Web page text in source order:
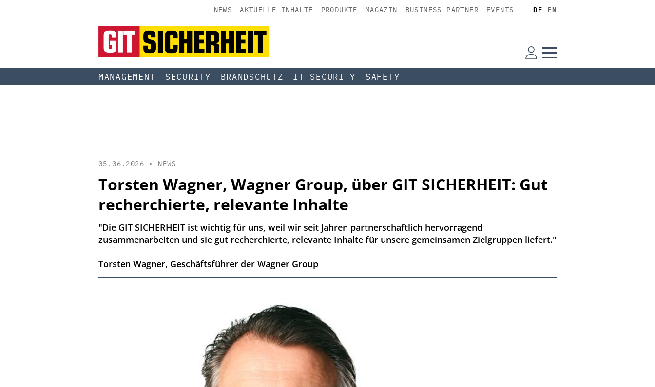
NEWS AKTUELLE INHALTE PRODUKTE MAGAZIN BUSINESS PARTNER EVENTS DE EN
MANAGEMENT SECURITY BRANDSCHUTZ IT-SECURITY SAFETY
05.06.2026 • NEWS
Torsten Wagner, Wagner Group, über GIT SICHERHEIT: Gut
recherchierte, relevante Inhalte
"Die GIT SICHERHEIT ist wichtig für uns, weil wir seit Jahren partnerschaftlich hervorragend
zusammenarbeiten und sie gut recherchierte, relevante Inhalte für unsere gemeinsamen Zielgruppen liefert."
Torsten Wagner, Geschäftsführer der Wagner Group